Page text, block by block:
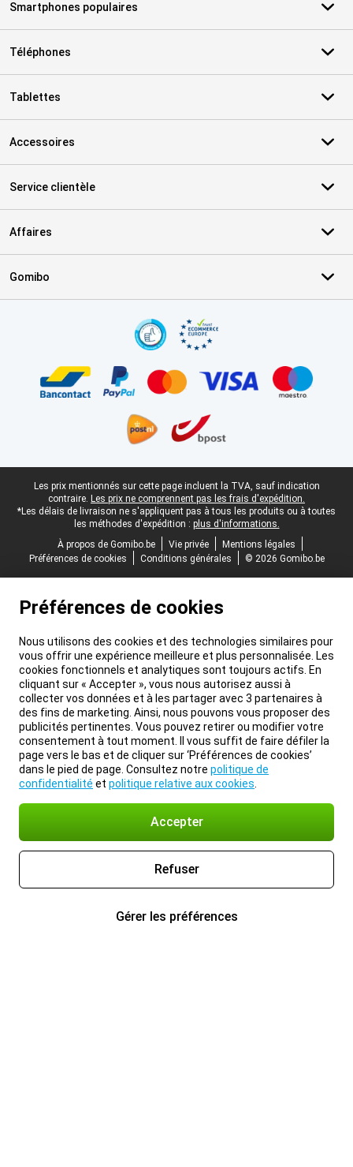
Smartphones populaires
Téléphones
Tablettes
Accessoires
Service clientèle
Affaires
Gomibo
Pied-de-page légal
Les prix mentionnés sur cette page incluent la TVA, sauf indication
contraire. Les prix ne comprennent pas les frais d'expédition.
*Les délais de livraison ne s'appliquent pas à tous les produits ou à toutes
les méthodes d'expédition : plus d'informations.
À propos de Gomibo.be
Vie privée
Mentions légales
Préférences de cookies
Conditions générales © 2026 Gomibo.be
Préférences de cookies
Nous utilisons des cookies et des technologies similaires pour
vous offrir une expérience meilleure et plus personnalisée. Les
cookies fonctionnels et analytiques sont toujours actifs. En
cliquant sur « Accepter », vous nous autorisez aussi à
collecter vos données et à les partager avec 3 partenaires à
des fins de marketing. Ainsi, nous pouvons vous proposer des
publicités pertinentes. Vous pouvez retirer ou modifier votre
consentement à tout moment. Il vous suffit de faire défiler la
page vers le bas et de cliquer sur ‘Préférences de cookies’
dans le pied de page. Consultez notre politique de
confidentialité et politique relative aux cookies
Accepter
Refuser
Gérer les préférences